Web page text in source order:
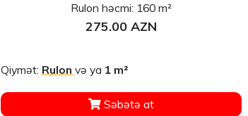
Rulon həcmi: 160 m²
275.00 AZN
Qiymət: Rulon və ya 1 m²
Səbətə at